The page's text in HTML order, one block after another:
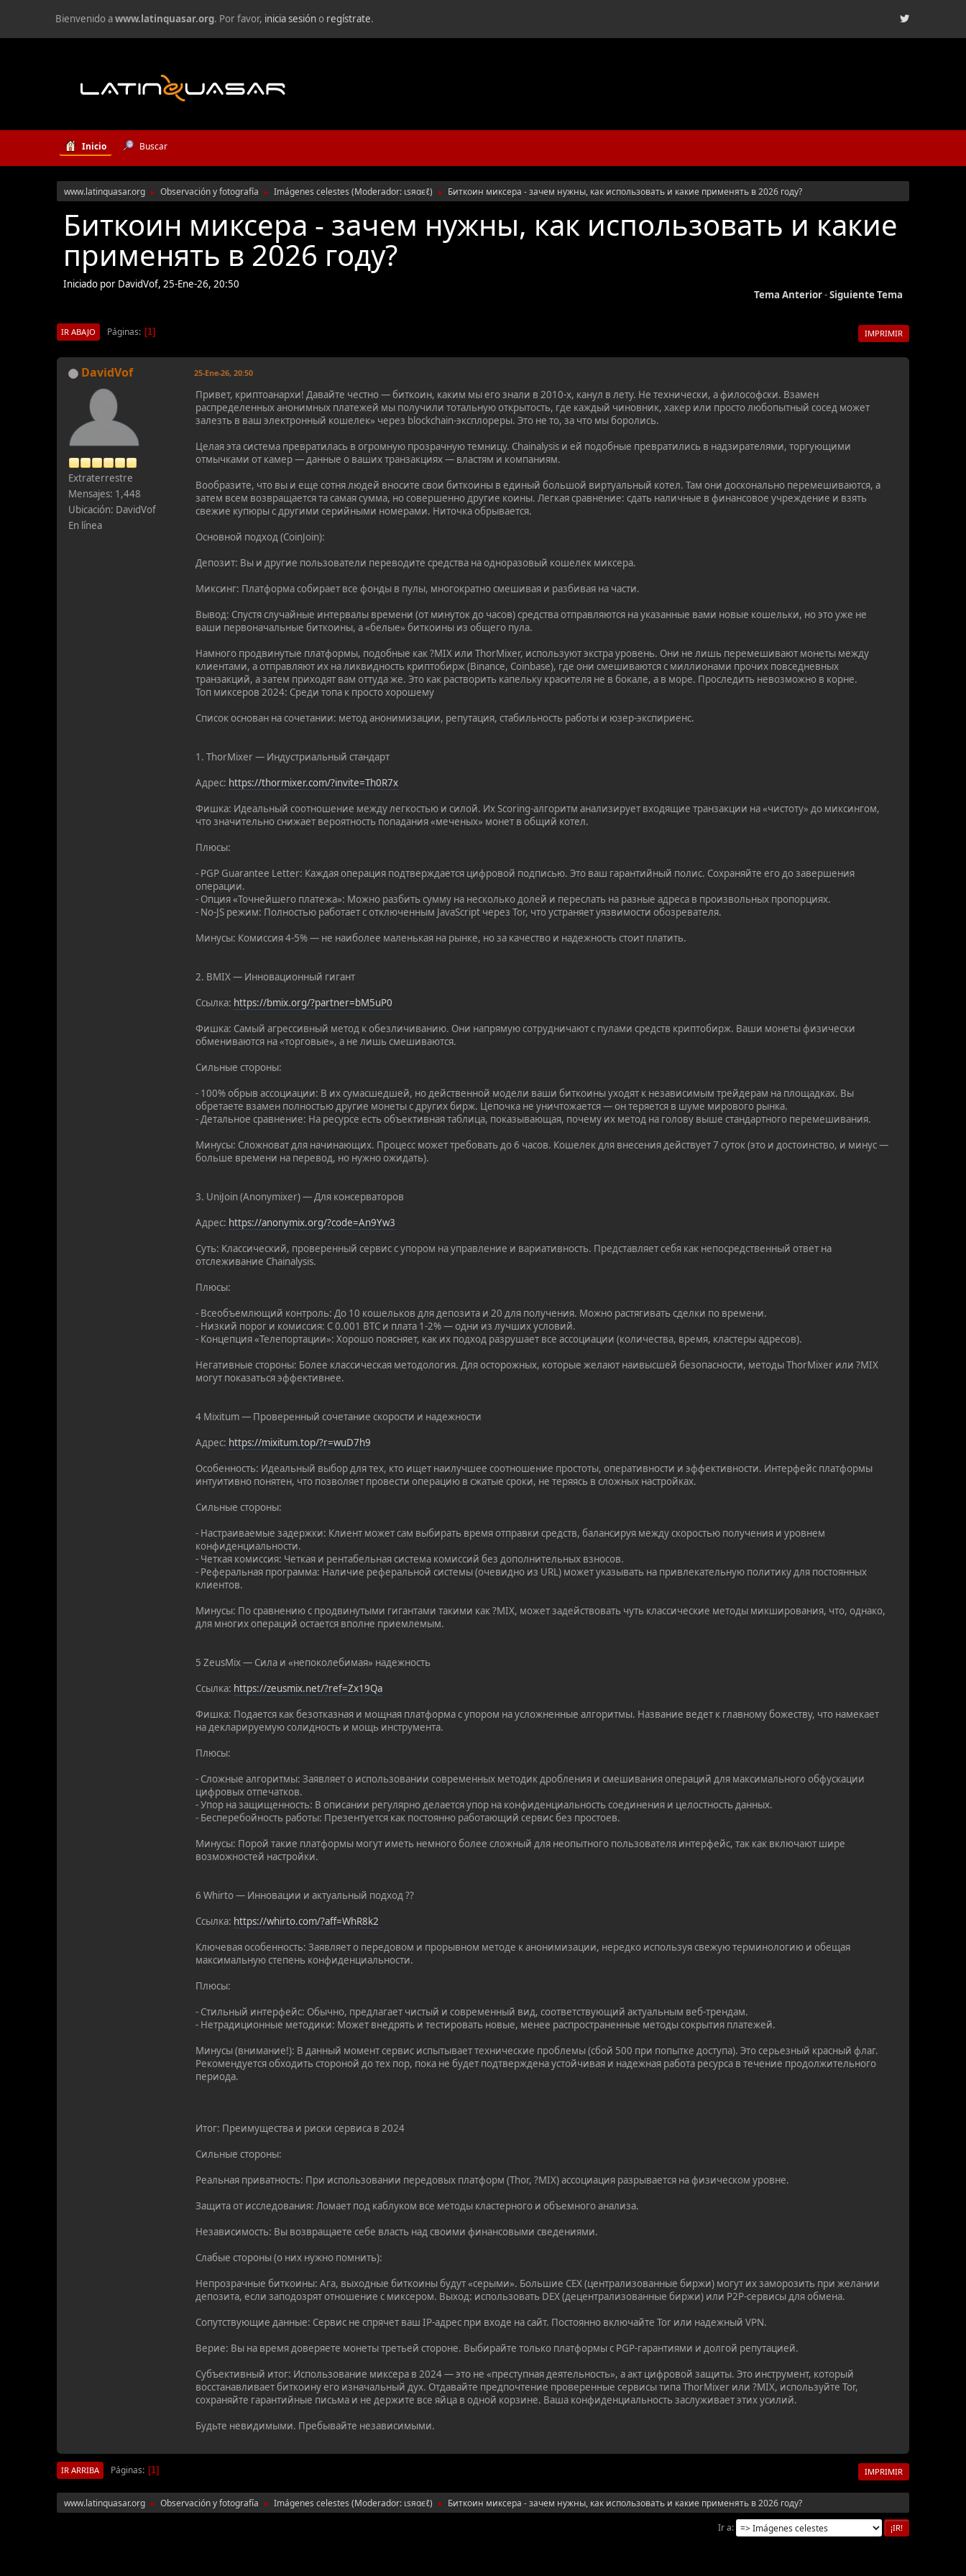
Bienvenido awww.latinquasar.org. Por favor, inicia sesióno regístrate.
Inicio Buscar
www.latinquasar.org ► Observación y fotografía ► Imágenes celestes (Moderador: ιѕяαєℓ) ► Биткоин миксера - зачем нужны, как использовать и какие применять в 2026 году?
Биткоин миксера - зачем нужны, как использовать и какие
применять в 2026 году?
Iniciado por DavidVof, 25-Ene-26, 20:50
Tema Anterior-Siguiente Tema
IMPRIMIR
IR ABAJO Páginas 1
DavidVof
Extraterrestre
Mensajes: 1,448
Ubicación: DavidVof
En línea
25-Ene-26, 20:50
Привет, криптоанархи! Давайте честно — биткоин, каким мы его знали в 2010-х, канул в лету. Не технически, а философски. Взамен
распределенных анонимных платежей мы получили тотальную открытость, где каждый чиновник, хакер или просто любопытный сосед может
залезть в ваш электронный кошелек» через blockchain-эксплореры. Это не то, за что мы боролись.
Целая эта система превратилась в огромную прозрачную темницу. Chainalysis и ей подобные превратились в надзирателями, торгующими
отмычками от камер — данные о ваших транзакциях — властям и компаниям.
Вообразите, что вы и еще сотня людей вносите свои биткоины в единый большой виртуальный котел. Там они досконально перемешиваются, а
затем всем возвращается та самая сумма, но совершенно другие коины. Легкая сравнение: сдать наличные в финансовое учреждение и взять
свежие купюры с другими серийными номерами. Ниточка обрывается.
Основной подход (CoinJoin):
Депозит: Вы и другие пользователи переводите средства на одноразовый кошелек миксера.
Миксинг: Платформа собирает все фонды в пулы, многократно смешивая и разбивая на части.
Вывод: Спустя случайные интервалы времени (от минуток до часов) средства отправляются на указанные вами новые кошельки, но это уже не
ваши первоначальные биткоины, а «белые» биткоины из общего пула.
Намного продвинутые платформы, подобные как ?MIX или ThorMixer, используют экстра уровень. Они не лишь перемешивают монеты между
клиентами, а отправляют их на ликвидность криптобирж (Binance, Coinbase), где они смешиваются с миллионами прочих повседневных
транзакций, а затем приходят вам оттуда же. Это как растворить капельку красителя не в бокале, а в море. Проследить невозможно в корне.
Топ миксеров 2024: Среди топа к просто хорошему
Список основан на сочетании: метод анонимизации, репутация, стабильность работы и юзер-экспириенс.
1. ThorMixer — Индустриальный стандарт
Адрес: https://thormixer.com/?invite=Th0R7x
Фишка: Идеальный соотношение между легкостью и силой. Их Scoring-алгоритм анализирует входящие транзакции на «чистоту» до миксингом,
что значительно снижает вероятность попадания «меченых» монет в общий котел.
Плюсы:
- PGP Guarantee Letter: Каждая операция подтверждается цифровой подписью. Это ваш гарантийный полис. Сохраняйте его до завершения
операции.
- Опция «Точнейшего платежа»: Можно разбить сумму на несколько долей и переслать на разные адреса в произвольных пропорциях.
- No-JS режим: Полностью работает с отключенным JavaScript через Tor, что устраняет уязвимости обозревателя.
Минусы: Комиссия 4-5% — не наиболее маленькая на рынке, но за качество и надежность стоит платить.
2. BMIX — Инновационный гигант
Ссылка: https://bmix.org/?partner=bM5uP0
Фишка: Самый агрессивный метод к обезличиванию. Они напрямую сотрудничают с пулами средств криптобирж. Ваши монеты физически
обмениваются на «торговые», а не лишь смешиваются.
Сильные стороны:
- 100% обрыв ассоциации: В их сумасшедшей, но действенной модели ваши биткоины уходят к независимым трейдерам на площадках. Вы
обретаете взамен полностью другие монеты с других бирж. Цепочка не уничтожается — он теряется в шуме мирового рынка.
- Детальное сравнение: На ресурсе есть объективная таблица, показывающая, почему их метод на голову выше стандартного перемешивания.
Минусы: Сложноват для начинающих. Процесс может требовать до 6 часов. Кошелек для внесения действует 7 суток (это и достоинство, и минус —
больше времени на перевод, но нужно ожидать).
3. UniJoin (Anonymixer) — Для консерваторов
Адрес: https://anonymix.org/?code=An9Yw3
Суть: Классический, проверенный сервис с упором на управление и вариативность. Представляет себя как непосредственный ответ на
отслеживание Chainalysis.
Плюсы:
- Всеобъемлющий контроль: До 10 кошельков для депозита и 20 для получения. Можно растягивать сделки по времени.
- Низкий порог и комиссия: С 0.001 BTC и плата 1-2% — одни из лучших условий.
- Концепция «Телепортации»: Хорошо поясняет, как их подход разрушает все ассоциации (количества, время, кластеры адресов).
Негативные стороны: Более классическая методология. Для осторожных, которые желают наивысшей безопасности, методы ThorMixer или ?MIX
могут показаться эффективнее.
4 Mixitum — Проверенный сочетание скорости и надежности
Адрес: https://mixitum.top/?r=wuD7h9
Особенность: Идеальный выбор для тех, кто ищет наилучшее соотношение простоты, оперативности и эффективности. Интерфейс платформы
интуитивно понятен, что позволяет провести операцию в сжатые сроки, не теряясь в сложных настройках.
Сильные стороны:
- Настраиваемые задержки: Клиент может сам выбирать время отправки средств, балансируя между скоростью получения и уровнем
конфиденциальности.
- Четкая комиссия: Четкая и рентабельная система комиссий без дополнительных взносов.
- Реферальная программа: Наличие реферальной системы (очевидно из URL) может указывать на привлекательную политику для постоянных
клиентов.
Минусы: По сравнению с продвинутыми гигантами такими как ?MIX, может задействовать чуть классические методы микширования, что, однако,
для многих операций остается вполне приемлемым.
5 ZeusMix — Сила и «непоколебимая» надежность
Ссылка: https://zeusmix.net/?ref=Zx19Qa
Фишка: Подается как безотказная и мощная платформа с упором на усложненные алгоритмы. Название ведет к главному божеству, что намекает
на декларируемую солидность и мощь инструмента.
Плюсы:
- Сложные алгоритмы: Заявляет о использовании современных методик дробления и смешивания операций для максимального обфускации
цифровых отпечатков.
- Упор на защищенность: В описании регулярно делается упор на конфиденциальность соединения и целостность данных.
- Бесперебойность работы: Презентуется как постоянно работающий сервис без простоев.
Минусы: Порой такие платформы могут иметь немного более сложный для неопытного пользователя интерфейс, так как включают шире
возможностей настройки.
6 Whirto — Инновации и актуальный подход ??
Ссылка: https://whirto.com/?aff=WhR8k2
Ключевая особенность: Заявляет о передовом и прорывном методе к анонимизации, нередко используя свежую терминологию и обещая
максимальную степень конфиденциальности.
Плюсы:
- Стильный интерфейс: Обычно, предлагает чистый и современный вид, соответствующий актуальным веб-трендам.
- Нетрадиционные методики: Может внедрять и тестировать новые, менее распространенные методы сокрытия платежей.
Минусы (внимание!): В данный момент сервис испытывает технические проблемы (сбой 500 при попытке доступа). Это серьезный красный флаг.
Рекомендуется обходить стороной до тех пор, пока не будет подтверждена устойчивая и надежная работа ресурса в течение продолжительного
периода.
Итог: Преимущества и риски сервиса в 2024
Сильные стороны:
Реальная приватность: При использовании передовых платформ (Thor, ?MIX) ассоциация разрывается на физическом уровне.
Защита от исследования: Ломает под каблуком все методы кластерного и объемного анализа.
Независимость: Вы возвращаете себе власть над своими финансовыми сведениями.
Слабые стороны (о них нужно помнить):
Непрозрачные биткоины: Ага, выходные биткоины будут «серыми». Большие CEX (централизованные биржи) могут их заморозить при желании
депозита, если заподозрят отношение с миксером. Выход: использовать DEX (децентрализованные биржи) или P2P-сервисы для обмена.
Сопутствующие данные: Сервис не спрячет ваш IP-адрес при входе на сайт. Постоянно включайте Tor или надежный VPN.
Верие: Вы на время доверяете монеты третьей стороне. Выбирайте только платформы с PGP-гарантиями и долгой репутацией.
Субъективный итог: Использование миксера в 2024 — это не «преступная деятельность», а акт цифровой защиты. Это инструмент, который
восстанавливает биткоину его изначальный дух. Отдавайте предпочтение проверенные сервисы типа ThorMixer или ?MIX, используйте Tor,
сохраняйте гарантийные письма и не держите все яйца в одной корзине. Ваша конфиденциальность заслуживает этих усилий.
Будьте невидимыми. Пребывайте независимыми.
IMPRIMIR
IR ARRIBA Páginas 1
www.latinquasar.org ► Observación y fotografía ► Imágenes celestes (Moderador: ιѕяαєℓ) ►
Биткоин миксера - зачем нужны, как использовать и какие применять в 2026 году?
Ir a